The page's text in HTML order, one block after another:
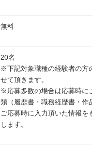
無料
20名
※下記対象職種の経験者の方
せて頂きます。
※応募多数の場合は応募時に
類（履歴書・職務経歴書・作
ご応募時に入力頂いた情報を
します。